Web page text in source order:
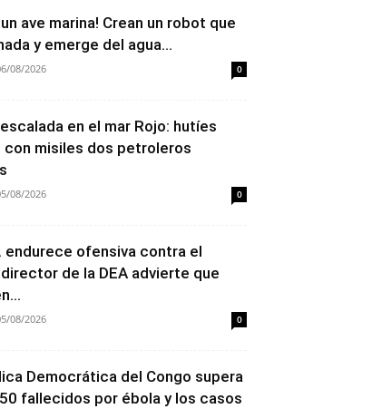
un ave marina! Crean un robot que
y emerge del agua...
08/2026 0
en el mar Rojo: hutíes
con misiles dos petroleros
08/2026 0
endurece ofensiva contra el
director de la DEA advierte que
08/2026 0
Democrática del Congo supera
fallecidos por ébola y los casos